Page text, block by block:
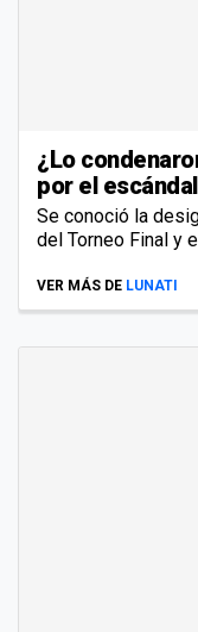
¿Lo
por el
Se conoció la
del Torneo Final y
VER MÁS DE LUNATI